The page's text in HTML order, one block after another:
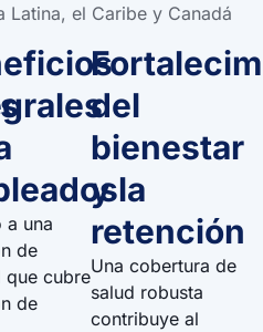
Latina, el Caribe y Canadá
a una
de
que cubre
de
del
bienestar
y la
retención
Una cobertura de
salud robusta
contribuye al